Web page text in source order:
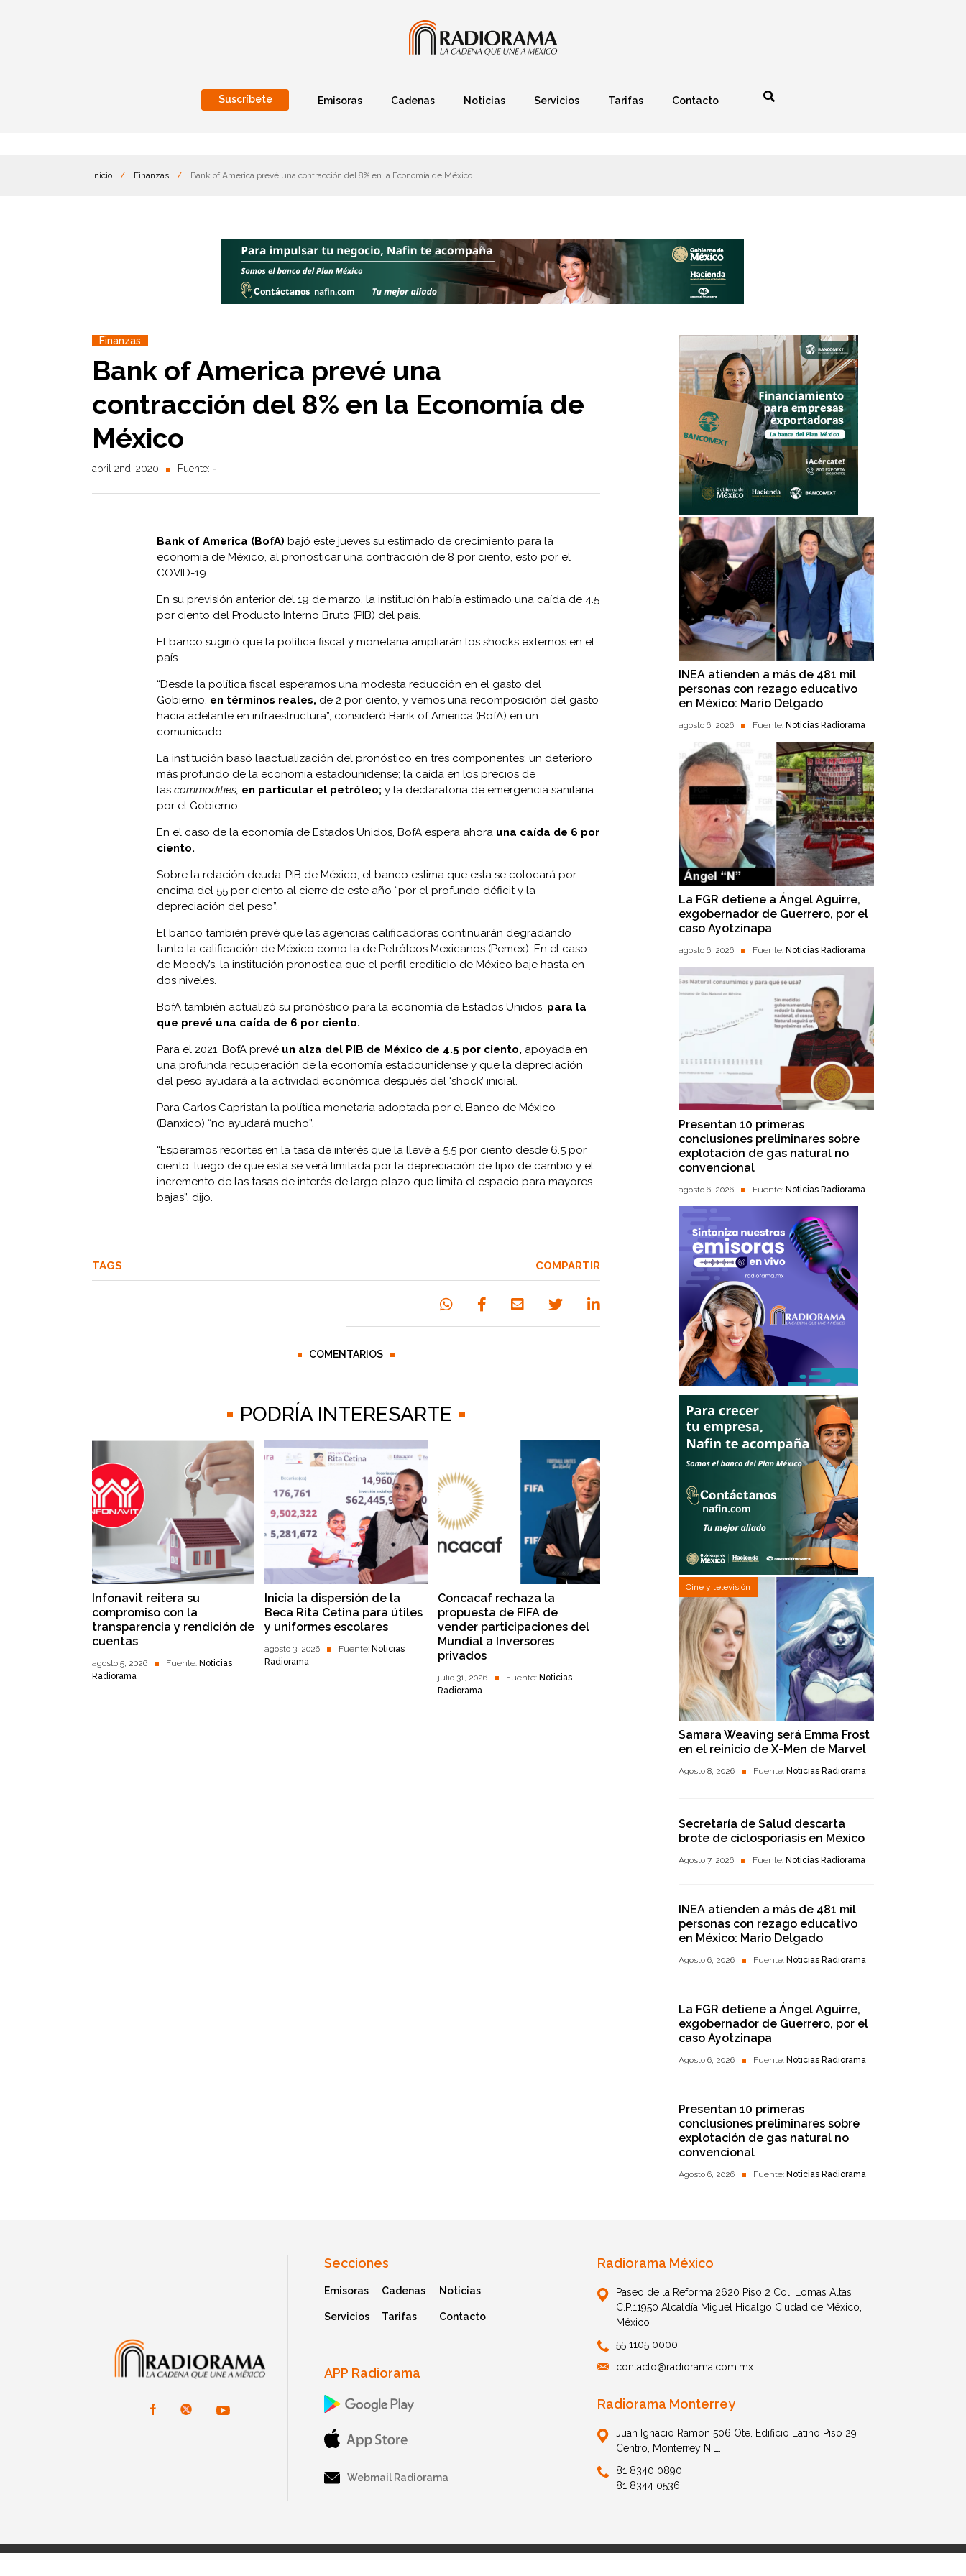
Suscríbete Emisoras Cadenas Noticias Servicios Tarifas Contacto
Inicio / Finanzas / Bank of America prevé una contracción del 8% en la Economía de México
Finanzas
Bank of America prevé una
contracción del 8% en la Economía de
México
abril 2nd, 2020 Fuente: -
Bank of America (BofA) bajó este jueves su estimado de crecimiento para la
economía de México, al pronosticar una contracción de 8 por ciento, esto por el
COVID-19.
En su previsión anterior del 19 de marzo, la institución había estimado una caída de 4.5
por ciento del Producto Interno Bruto (PIB) del país.
El banco sugirió que la política fiscal y monetaria ampliarán los shocks externos en el
país.
“Desde la política fiscal esperamos una modesta reducción en el gasto del
Gobierno, en términos reales, de 2 por ciento, y vemos una recomposición del gasto
hacia adelante en infraestructura”, consideró Bank of America (BofA) en un
comunicado.
La institución basó laactualización del pronóstico en tres componentes: un deterioro
más profundo de la economía estadounidense; la caída en los precios de
las commodities, en particular el petróleo; y la declaratoria de emergencia sanitaria
por el Gobierno.
En el caso de la economía de Estados Unidos, BofA espera ahora una caída de 6 por
ciento.
Sobre la relación deuda-PIB de México, el banco estima que esta se colocará por
encima del 55 por ciento al cierre de este año “por el profundo déficit y la
depreciación del peso”.
El banco también prevé que las agencias calificadoras continuarán degradando
tanto la calificación de México como la de Petróleos Mexicanos (Pemex). En el caso
de Moody’s, la institución pronostica que el perfil crediticio de México baje hasta en
dos niveles.
BofA también actualizó su pronóstico para la economía de Estados Unidos, para la
que prevé una caída de 6 por ciento.
Para el 2021, BofA prevé un alza del PIB de México de 4.5 por ciento, apoyada en
una profunda recuperación de la economía estadounidense y que la depreciación
del peso ayudará a la actividad económica después del ‘shock’ inicial.
Para Carlos Capristan la política monetaria adoptada por el Banco de México
(Banxico) “no ayudará mucho”.
“Esperamos recortes en la tasa de interés que la llevé a 5.5 por ciento desde 6.5 por
ciento, luego de que esta se verá limitada por la depreciación de tipo de cambio y el
incremento de las tasas de interés de largo plazo que limita el espacio para mayores
bajas”, dijo.
TAGS COMPARTIR
COMENTARIOS
PODRÍA INTERESARTE
Infonavit reitera su
compromiso con la
transparencia y rendición de
cuentas
agosto 5, 2026 Fuente: Noticias
Radiorama
Inicia la dispersión de la
Beca Rita Cetina para útiles
y uniformes escolares
agosto 3, 2026 Fuente: Noticias
Radiorama
Concacaf rechaza la
propuesta de FIFA de
vender participaciones del
Mundial a Inversores
privados
julio 31, 2026 Fuente: Noticias
Radiorama
INEA atienden a más de 481 mil
personas con rezago educativo
en México: Mario Delgado
agosto 6, 2026 Fuente: Noticias Radiorama
La FGR detiene a Ángel Aguirre,
exgobernador de Guerrero, por el
caso Ayotzinapa
agosto 6, 2026 Fuente: Noticias Radiorama
Presentan 10 primeras
conclusiones preliminares sobre
explotación de gas natural no
convencional
agosto 6, 2026 Fuente: Noticias Radiorama
Cine y televisión
Samara Weaving será Emma Frost
en el reinicio de X-Men de Marvel
Agosto 8, 2026 Fuente: Noticias Radiorama
Secretaría de Salud descarta
brote de ciclosporiasis en México
Agosto 7, 2026 Fuente: Noticias Radiorama
INEA atienden a más de 481 mil
personas con rezago educativo
en México: Mario Delgado
Agosto 6, 2026 Fuente: Noticias Radiorama
La FGR detiene a Ángel Aguirre,
exgobernador de Guerrero, por el
caso Ayotzinapa
Agosto 6, 2026 Fuente: Noticias Radiorama
Presentan 10 primeras
conclusiones preliminares sobre
explotación de gas natural no
convencional
Agosto 6, 2026 Fuente: Noticias Radiorama
Secciones
Emisoras Cadenas Noticias
Servicios Tarifas Contacto
APP Radiorama
Webmail Radiorama
Radiorama México
Paseo de la Reforma 2620 Piso 2 Col. Lomas Altas
C.P.11950 Alcaldía Miguel Hidalgo Ciudad de México,
México
55 1105 0000
contacto@radiorama.com.mx
Radiorama Monterrey
Juan Ignacio Ramon 506 Ote. Edificio Latino Piso 29
Centro, Monterrey N.L.
81 8340 0890
81 8344 0536